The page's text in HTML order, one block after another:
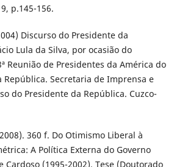
p.145-156.
Discurso do Presidente da
Lula da Silva, por ocasião do
Reunião de Presidentes da América do
República. Secretaria de Imprensa e
do Presidente da República. Cuzco-
360 f. Do Otimismo Liberal à
A Política Externa do Governo
Cardoso (1995-2002). Tese (Doutorado